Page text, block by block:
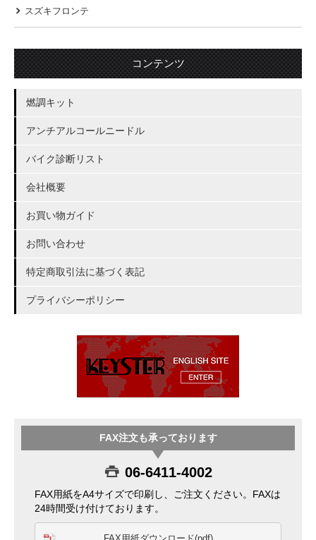
スズキフロンテ
コンテンツ
燃調キット
アンチアルコールニードル
バイク診断リスト
会社概要
お買い物ガイド
お問い合わせ
特定商取引法に基づく表記
プライバシーポリシー
FAX注文も承っております
06-6411-4002
FAX用紙をA4サイズで印刷し、ご注文ください。FAXは
24時間受け付けております。